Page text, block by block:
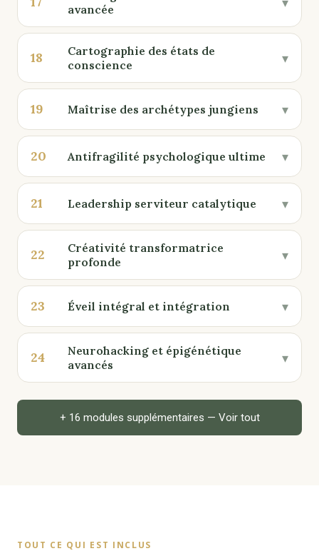
avancée
18
Cartographie des états de
conscience
▾
19 Maîtrise des archétypes jungiens ▾
20 Antifragilité psychologique ultime ▾
21 Leadership serviteur catalytique ▾
22
Créativité transformatrice
profonde
▾
23 Éveil intégral et intégration ▾
24
Neurohacking et épigénétique
avancés
▾
+ 16 modules supplémentaires — Voir tout
TOUT CE QUI EST INCLUS